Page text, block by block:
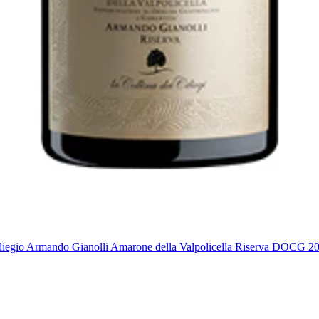
Armando Gianolli Amarone della Valpolicella Riserva DOCG